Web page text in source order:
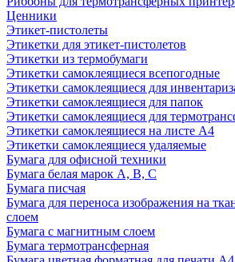
Ценники
Этикет-пистолеты
Этикетки для этикет-пистолетов
Этикетки из термобумаги
Этикетки самоклеящиеся всепогодные
Этикетки самоклеящиеся для
Этикетки самоклеящиеся для папок
Этикетки самоклеящиеся для
Этикетки самоклеящиеся на листе А4
Этикетки самоклеящиеся удаляемые
Бумага для офисной техники
Бумага белая марок А, В, С
Бумага писчая
Бумага для переноса изображения на
слоем
Бумага с магнитным слоем
Бумага термотрансферная